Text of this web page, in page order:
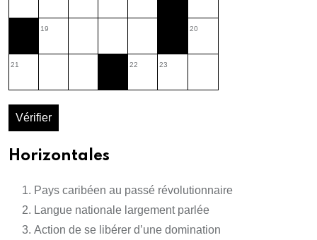
19 20
21 22 23
Vérifier
Horizontales
Pays caribéen au passé révolutionnaire
Langue nationale largement parlée
Action de se libérer d’une domination